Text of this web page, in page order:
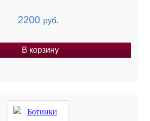
2200 руб.
В корзину